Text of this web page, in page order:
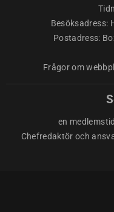
Besöksadress:
Postadress:
Frågor om
en
Chefredaktör och